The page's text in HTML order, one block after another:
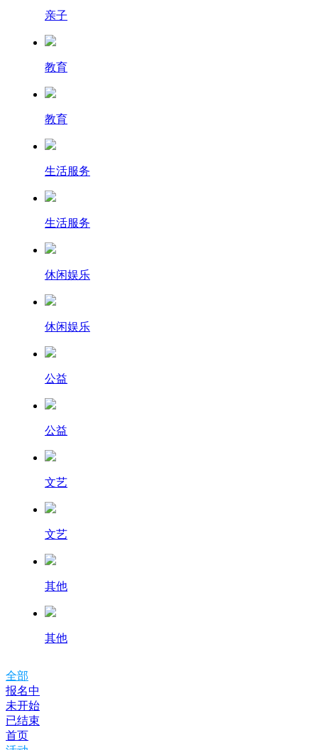
亲子
教育
教育
生活服务
生活服务
休闲娱乐
休闲娱乐
公益
公益
文艺
文艺
其他
其他
全部
报名中
未开始
已结束
首页